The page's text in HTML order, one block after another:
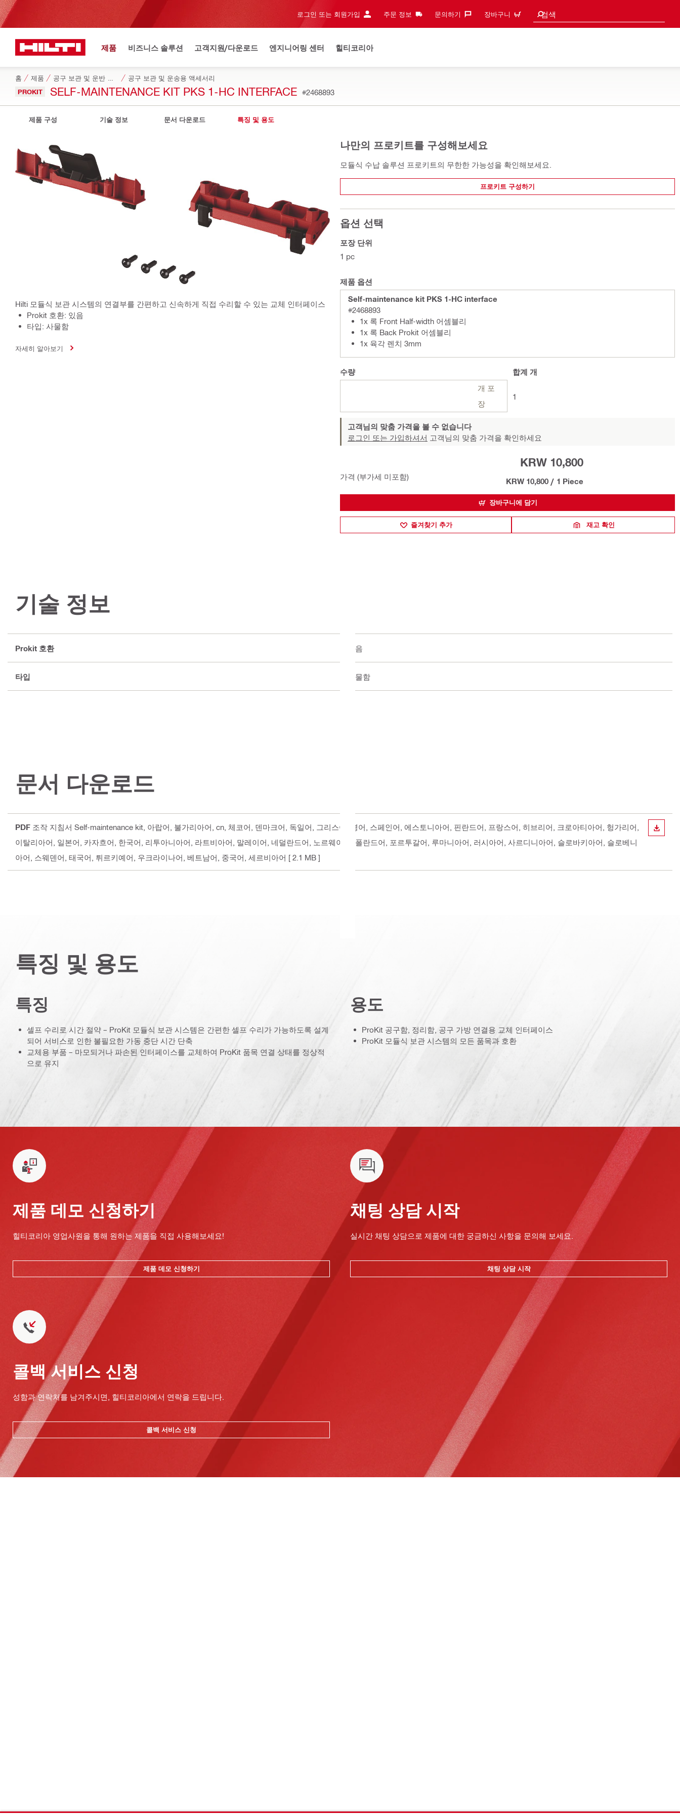
로그인 또는 회원가입 주문 정보 문의하기‎ 장바구니 검색
검색 추천
제품 비즈니스 솔루션 고객지원/다운로드 엔지니어링 센터 힐티코리아
홈 제품 공구 보관 및 운송용 액세서리
PROKIT SELF-MAINTENANCE KIT PKS 1-HC INTERFACE #2468893
제품 구성 기술 정보 문서 다운로드 특징 및 용도
Hilti 모듈식 보관 시스템의 연결부를 간편하고 신속하게 직접 수리할 수 있는 교체 인터페이스
Prokit 호환: 있음
타입: 사물함
자세히 알아보기
나만의 프로키트를 구성해보세요
모듈식 수납 솔루션 프로키트의 무한한 가능성을 확인해보세요.
프로키트 구성하기
옵션 선택
포장 단위
1 pc
제품 옵션
Self-maintenance kit PKS 1-HC interface
#2468893
1x 록 Front Half-width 어셈블리
1x 록 Back Prokit 어셈블리
1x 육각 렌치 3mm
수량
개 포
장
합계 개
1
고객님의 맞춤 가격을 볼 수 없습니다
로그인 또는 가입하셔서 고객님의 맞춤 가격을 확인하세요
가격 (부가세 미포함)
KRW 10,800
KRW 10,800 / 1 Piece
장바구니에 담기
즐겨찾기 추가 재고 확인
기술 정보
Prokit 호환 있음
타입 사물함
문서 다운로드
PDF 조작 지침서 Self-maintenance kit , 아랍어, 불가리아어, cn, 체코어, 덴마크어, 독일어, 그리스어, 영어, 스페인어, 에스토니아어, 핀란드어, 프랑스어, 히브리어, 크로아티아어, 헝가리어,
이탈리아어, 일본어, 카자흐어, 한국어, 리투아니아어, 라트비아어, 말레이어, 네덜란드어, 노르웨이어, 폴란드어, 포르투갈어, 루마니아어, 러시아어, 사르디니아어, 슬로바키아어, 슬로베니
아어, 스웨덴어, 태국어, 튀르키예어, 우크라이나어, 베트남어, 중국어, 세르비아어 [ 2.1 MB ]
다운로
특징 및 용도
특징
셀프 수리로 시간 절약 – ProKit 모듈식 보관 시스템은 간편한 셀프 수리가 가능하도록 설계
되어 서비스로 인한 불필요한 가동 중단 시간 단축
교체용 부품 – 마모되거나 파손된 인터페이스를 교체하여 ProKit 품목 연결 상태를 정상적
으로 유지
용도
ProKit 공구함, 정리함, 공구 가방 연결용 교체 인터페이스
ProKit 모듈식 보관 시스템의 모든 품목과 호환
제품 데모 신청하기
힐티코리아 영업사원을 통해 원하는 제품을 직접 사용해보세요!
제품 데모 신청하기
채팅 상담 시작
실시간 채팅 상담으로 제품에 대한 궁금하신 사항을 문의해 보세요.
채팅 상담 시작
콜백 서비스 신청
성함과 연락처를 남겨주시면, 힐티코리아에서 연락을 드립니다.
콜백 서비스 신청